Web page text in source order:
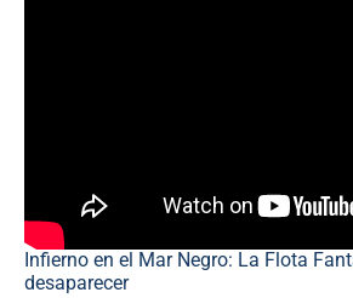
Infierno en el Mar Negro: La Flota
desaparecer